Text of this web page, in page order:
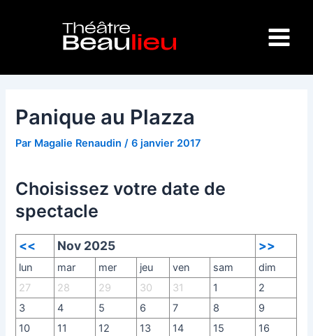
Menu
Panique au Plazza
Par Magalie Renaudin/6 janvier 2017
Choisissez votre date de
spectacle
<< Nov 2025 >>
lun mar mer jeu ven sam
dim
27
28 29 30 31 1
2
3
4 5 6 7 8
9
10
11 12 13 14 15
16